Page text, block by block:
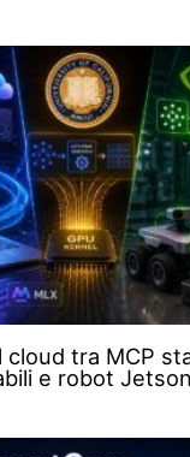
cloud tra MCP
e robot Jetson